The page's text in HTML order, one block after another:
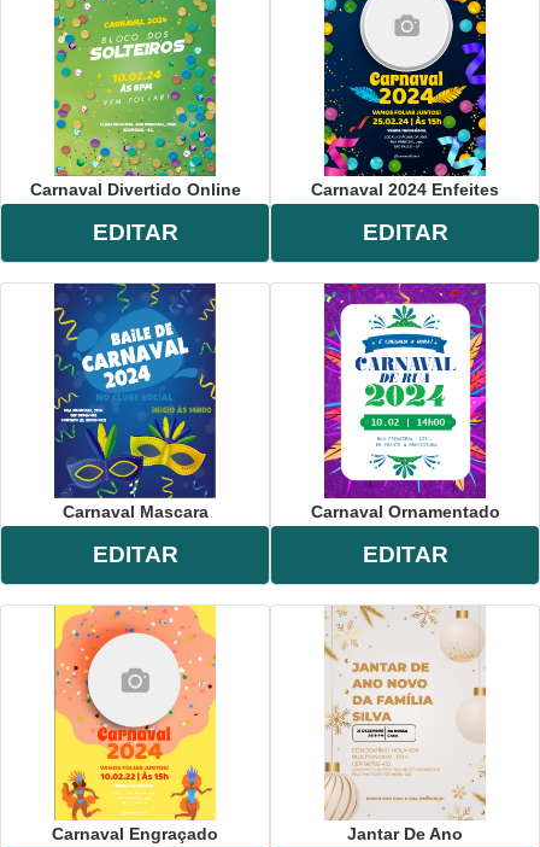
Carnaval Divertido Online
EDITAR
Carnaval 2024 Enfeites
EDITAR
Carnaval Mascara
EDITAR
Carnaval Ornamentado
EDITAR
Carnaval Engraçado Jantar De Ano